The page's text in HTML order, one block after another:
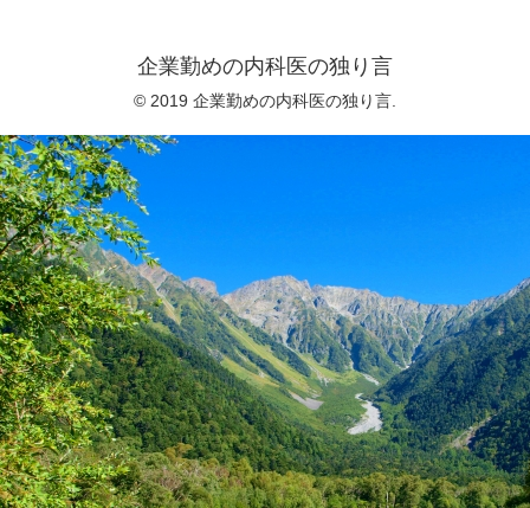
企業勤めの内科医の独り言
© 2019 企業勤めの内科医の独り言.